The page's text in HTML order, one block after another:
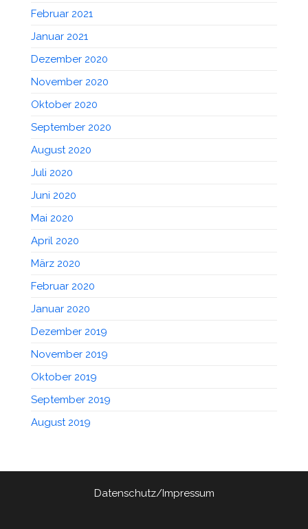
Februar 2021
Januar 2021
Dezember 2020
November 2020
Oktober 2020
September 2020
August 2020
Juli 2020
Juni 2020
Mai 2020
April 2020
März 2020
Februar 2020
Januar 2020
Dezember 2019
November 2019
Oktober 2019
September 2019
August 2019
Datenschutz/Impressum